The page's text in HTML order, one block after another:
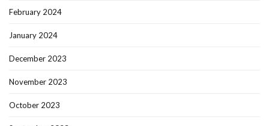
February 2024
January 2024
December 2023
November 2023
October 2023